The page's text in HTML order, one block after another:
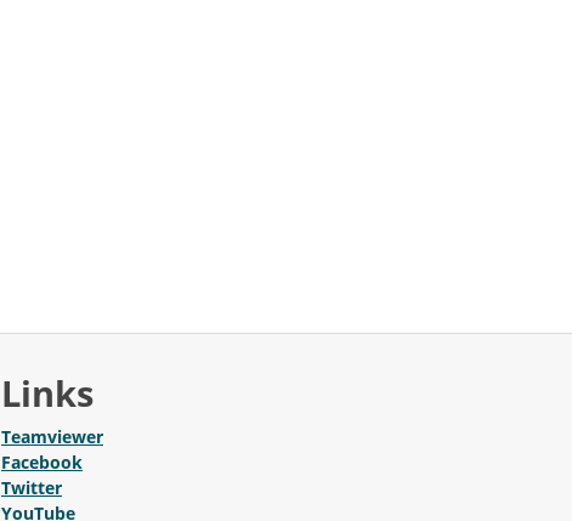
Links
Teamviewer
Facebook
Twitter
YouTube